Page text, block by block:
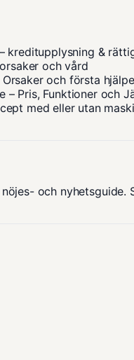
kreditupplysning &
och vård
och första
– Pris, Funktioner och
med eller utan
och